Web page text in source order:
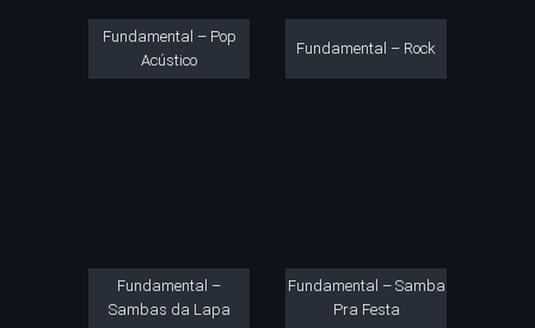
Fundamental – Pop
Acústico
Fundamental – Rock
Fundamental –
Sambas da Lapa
Fundamental – Samba
Pra Festa